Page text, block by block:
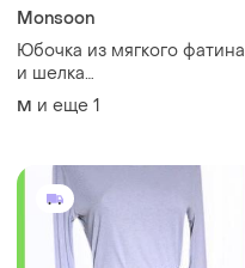
Monsoon
Юбочка из мягкого фатина
и шелка
monsoon,размер14,42
M и еще 1